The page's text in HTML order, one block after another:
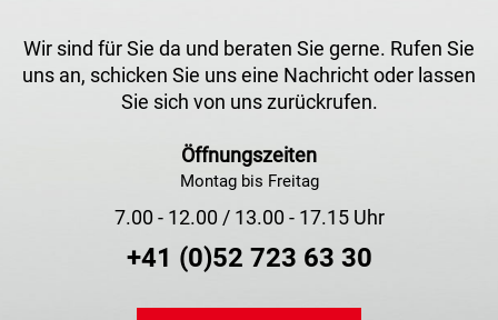
Wir sind für Sie da und beraten Sie gerne. Rufen Sie
uns an, schicken Sie uns eine Nachricht oder lassen
Sie sich von uns zurückrufen.
Öffnungszeiten
Montag bis Freitag
7.00 - 12.00 / 13.00 - 17.15 Uhr
+41 (0)52 723 63 30